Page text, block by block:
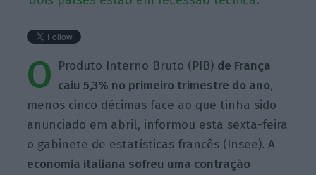
O Produto Interno Bruto (PIB) de França
caiu 5,3% no primeiro trimestre do ano,
menos cinco décimas face ao que tinha sido
anunciado em abril, informou esta sexta-feira
o gabinete de estatísticas francês (Insee). A
economia italiana sofreu uma contração